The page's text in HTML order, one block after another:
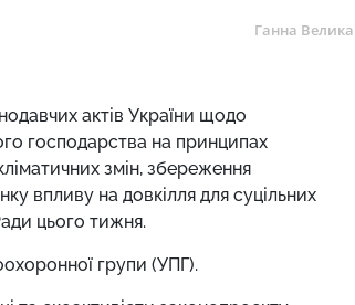
Ганна Велика
актів України щодо
господарства на принципах
змін, збереження
впливу на довкілля для суцільних
цього тижня.
групи (УПГ).